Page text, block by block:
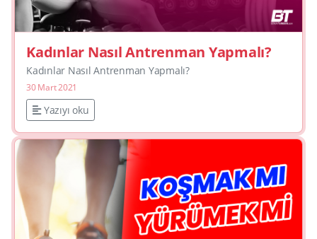
Kadınlar Nasıl Antrenman Yapmalı?
Kadınlar Nasıl Antrenman Yapmalı?
30 Mart 2021
Yazıyı oku